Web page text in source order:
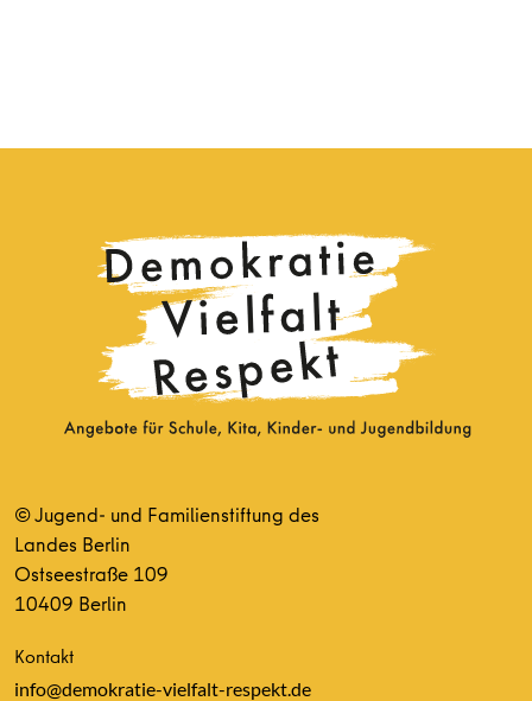
© Jugend- und Familienstiftung des
Landes Berlin
Ostseestraße 109
10409 Berlin
Kontakt
info@demokratie-vielfalt-respekt.de